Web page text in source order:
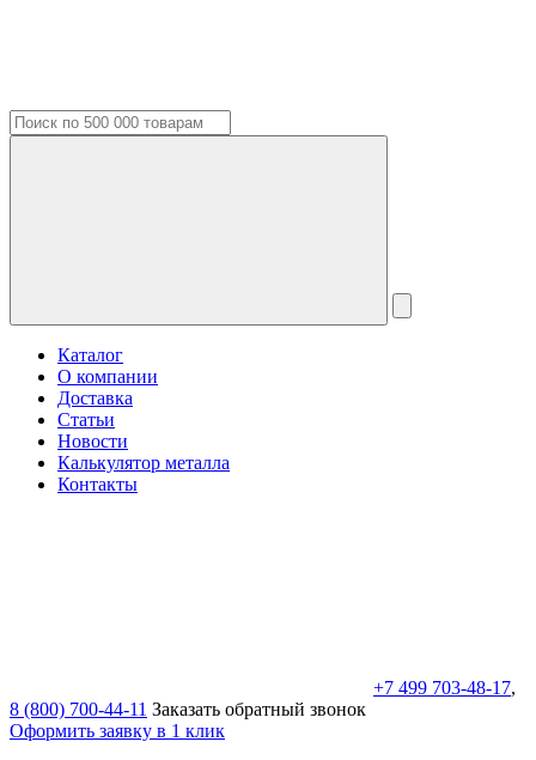
Каталог
О компании
Доставка
Статьи
Новости
Калькулятор металла
Контакты
+7 499 703-48-17,
8 (800) 700-44-11 Заказать обратный звонок
Оформить заявку в 1 клик